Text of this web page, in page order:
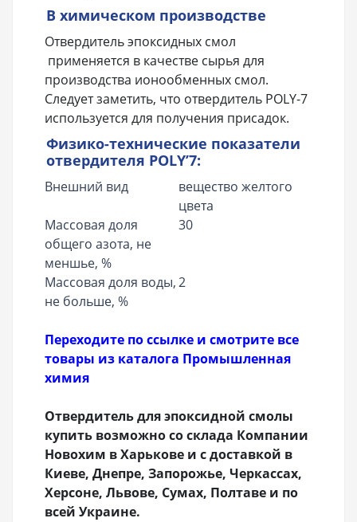
В химическом производстве
Отвердитель эпоксидных смол
применяется в качестве сырья для
производства ионообменных смол.
Следует заметить, что отвердитель POLY-7
используется для получения присадок.
Физико-технические показатели
отвердителя POLY’7:
Внешний вид
вещество желтого
цвета
Массовая доля
общего азота, не
меншье, %
30
Массовая доля воды,
не больше, %
2
Переходите по ссылке и смотрите все
товары из каталога Промышленная
химия
Отвердитель для эпоксидной смолы
купить возможно со склада Компании
Новохим в Харькове и с доставкой в
Киеве, Днепре, Запорожье, Черкассах,
Херсоне, Львове, Сумах, Полтаве и по
всей Украине.